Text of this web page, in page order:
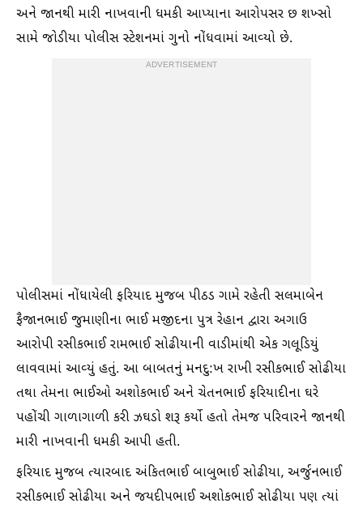
અને જાનથી મારી નાખવાની ધમકી આપ્યાના આરોપસર છ શખ્સો
સામે જોડીયા પોલીસ સ્ટેશનમાં ગુનો નોંધવામાં આવ્યો છે.
ADVERTISEMENT
પોલીસમાં નોંધાયેલી ફરિયાદ મુજબ પીઠડ ગામે રહેતી સલમાબેન
ફૈજાનભાઈ જુમાણીના ભાઈ મજીદના પુત્ર રેહાન દ્વારા અગાઉ
આરોપી રસીકભાઈ રામભાઈ સોઢીયાની વાડીમાંથી એક ગલૂડિયું
લાવવામાં આવ્યું હતું. આ બાબતનું મનદુ:ખ રાખી રસીકભાઈ સોઢીયા
તથા તેમના ભાઈઓ અશોકભાઈ અને ચેતનભાઈ ફરિયાદીના ઘરે
પહોંચી ગાળાગાળી કરી ઝઘડો શરૂ કર્યો હતો તેમજ પરિવારને જાનથી
મારી નાખવાની ધમકી આપી હતી.
ફરિયાદ મુજબ ત્યારબાદ અંકિતભાઈ બાબુભાઈ સોઢીયા, અર્જુનભાઈ
રસીકભાઈ સોઢીયા અને જયદીપભાઈ અશોકભાઈ સોઢીયા પણ ત્યાં